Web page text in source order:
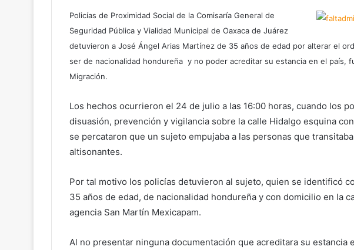
Policías de Proximidad Social de la Comisaría General de
Seguridad Pública y Vialidad Municipal de Oaxaca de Juárez
detuvieron a José Ángel Arias Martínez de 35 años de edad por alterar el
ser de nacionalidad hondureña y no poder acreditar su estancia en el país,
Migración.
Los hechos ocurrieron el 24 de julio a las 16:00 horas, cuando los
disuasión, prevención y vigilancia sobre la calle Hidalgo esquina
se percataron que un sujeto empujaba a las personas que
altisonantes.
Por tal motivo los policías detuvieron al sujeto, quien se identificó
35 años de edad, de nacionalidad hondureña y con domicilio en la
agencia San Martín Mexicapam.
Al no presentar ninguna documentación que acreditara su estancia